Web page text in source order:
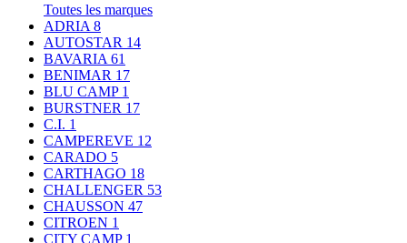
Toutes les marques
ADRIA 8
AUTOSTAR 14
BAVARIA 61
BENIMAR 17
BLU CAMP 1
BURSTNER 17
C.I. 1
CAMPEREVE 12
CARADO 5
CARTHAGO 18
CHALLENGER 53
CHAUSSON 47
CITROEN 1
CITY CAMP 1